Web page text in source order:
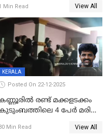
Min Read View All
KERALA
Posted On 22-12-2025
രണ്ട് മക്കളടക്കം
4 പേർ മരിച്ച
Min Read View All